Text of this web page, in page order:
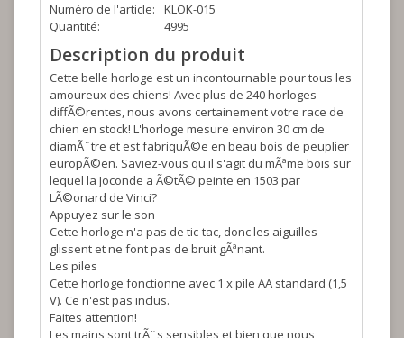
Numéro de l'article:
KLOK-015
Quantité:
4995
Description du produit
Cette belle horloge est un incontournable pour tous les
amoureux des chiens! Avec plus de 240 horloges
diffÃ©rentes, nous avons certainement votre race de
chien en stock! L'horloge mesure environ 30 cm de
diamÃ¨tre et est fabriquÃ©e en beau bois de peuplier
europÃ©en. Saviez-vous qu'il s'agit du mÃªme bois sur
lequel la Joconde a Ã©tÃ© peinte en 1503 par
LÃ©onard de Vinci?
Appuyez sur le son
Cette horloge n'a pas de tic-tac, donc les aiguilles
glissent et ne font pas de bruit gÃªnant.
Les piles
Cette horloge fonctionne avec 1 x pile AA standard (1,5
V). Ce n'est pas inclus.
Faites attention!
Les mains sont trÃ¨s sensibles et bien que nous